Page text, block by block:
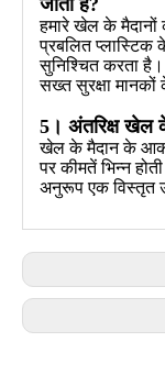
हमारे खेल के
प्रबलित प्लास्टिक
सुनिश्चित करता है।
सख्त सुरक्षा मानकों
5। अंतरिक्ष खेल
खेल के मैदान के
पर कीमतें भिन्न
अनुरूप एक विस्तृत